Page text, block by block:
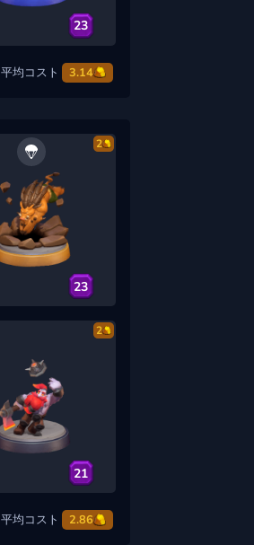
23
平均コスト 3.14
2
23
2
21
平均コスト 2.86